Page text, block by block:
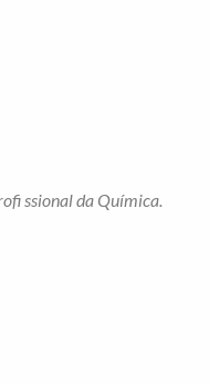
ssional da Química.